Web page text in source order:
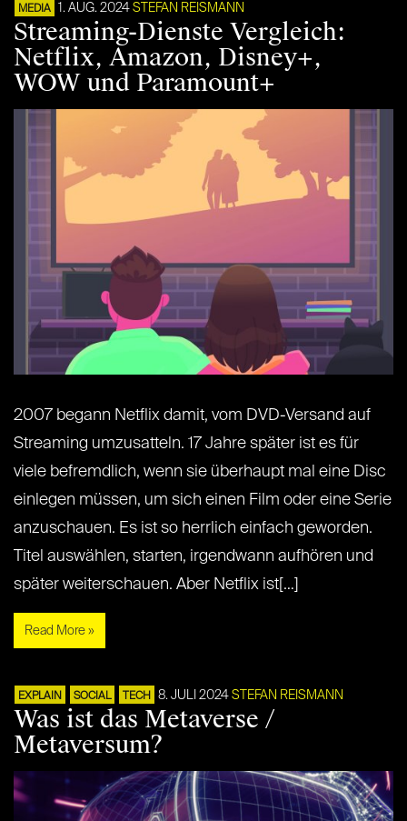
MEDIA 1. AUG. 2024 STEFAN REISMANN
Streaming-Dienste Vergleich:
Netflix, Amazon, Disney+,
WOW und Paramount+
2007 begann Netflix damit, vom DVD-Versand auf
Streaming umzusatteln. 17 Jahre später ist es für
viele befremdlich, wenn sie überhaupt mal eine Disc
einlegen müssen, um sich einen Film oder eine Serie
anzuschauen. Es ist so herrlich einfach geworden.
Titel auswählen, starten, irgendwann aufhören und
später weiterschauen. Aber Netflix ist[…]
Read More »
EXPLAIN SOCIAL TECH 8. JULI 2024 STEFAN REISMANN
Was ist das Metaverse /
Metaversum?